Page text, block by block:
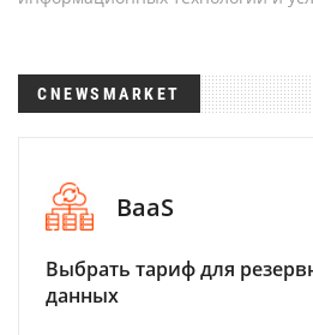
CNEWSMARKET
BaaS
Выбрать тариф для
данных